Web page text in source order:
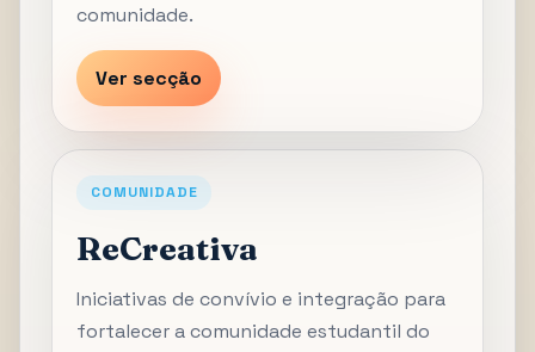
comunidade.
Ver secção
COMUNIDADE
ReCreativa
Iniciativas de convívio e integração para
fortalecer a comunidade estudantil do